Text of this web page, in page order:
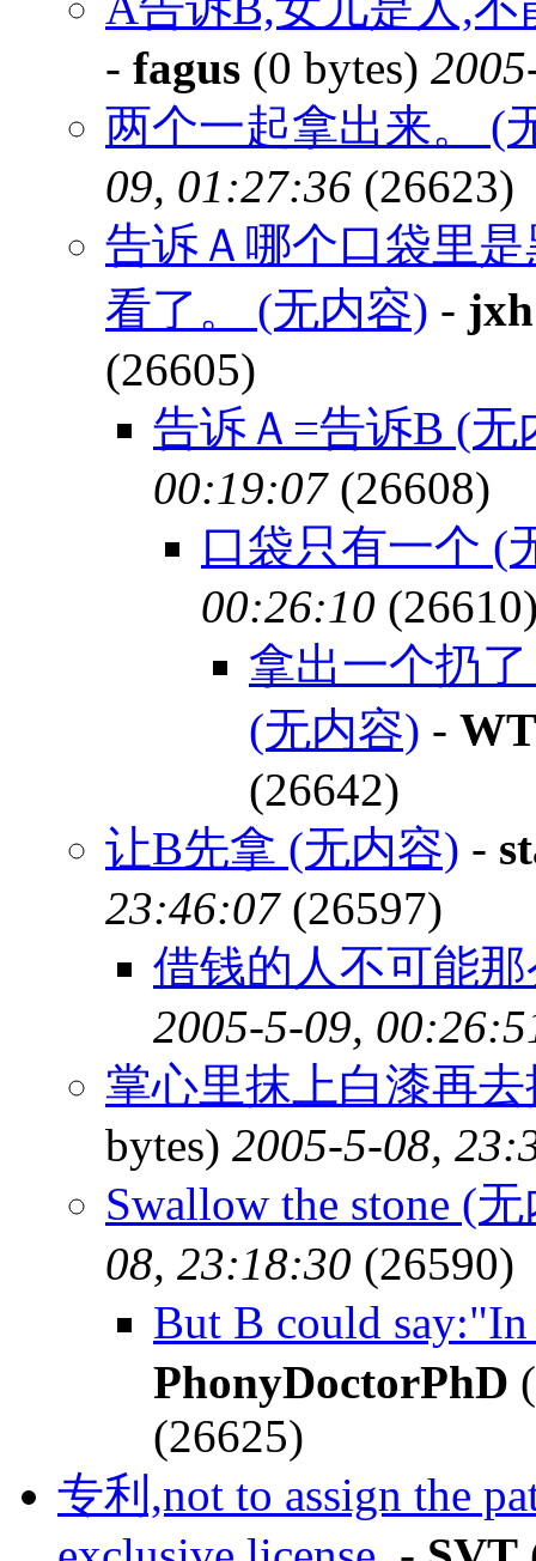
- fagus (0 bytes)
两个一起拿出来。 (
09, 01:27:36 (26623)
告诉Ａ哪个口袋里
看了。 (无内容) - jxh
(26605)
告诉Ａ=告诉B (无
00:19:07(26608)
口袋只有一个 (
00:26:10
拿出一个扔
(无内容) - WT
(26642)
让B先拿 (无内容) -
23:46:07(26597)
借钱的人不可能
2005-5-09,
掌心里抹上白漆再
bytes) 2005-5-08,
Swallow the stone (
08, 23:18:30 (26590)
But B could
PhonyDoctorPhD
(26625)
专利,not to assign the